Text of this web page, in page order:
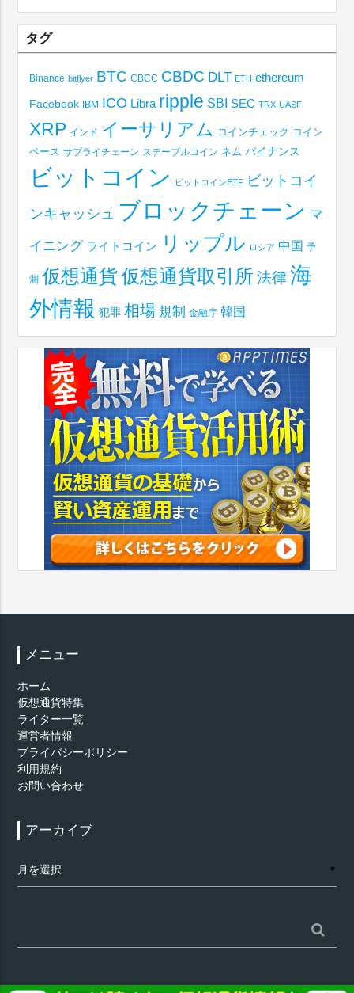
タグ
Binance bitflyer BTC CBCC CBDC DLT ETH ethereum
Facebook IBM ICO Libra ripple SBI SEC TRX UASF
XRP インド イーサリアム コインチェック コイン
ベース サプライチェーン ステーブルコイン ネム バイナンス
ビットコイン ビットコインETF ビットコイ
ンキャッシュ ブロックチェーン マ
イニング ライトコイン リップル ロシア 中国 予
測 仮想通貨仮想通貨取引所 法律 海
外情報 犯罪 相場 規制 金融庁 韓国
メニュー
ホーム
仮想通貨特集
ライター一覧
運営者情報
プライバシーポリシー
利用規約
お問い合わせ
アーカイブ
ー
▼
索: